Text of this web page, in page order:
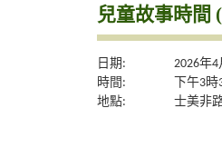
兒童故事時間
日期:
2026年
時間:
下午3
地點:
士美非